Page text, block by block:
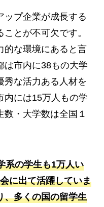
ップ企業が成長する
とが不可欠です。
的な環境にあると言
は市内に38もの大学
秀な活力ある人材を
内には15万人もの学
・大学数は全国１
系の学生も1万人い
に出て活躍していま
、多くの国の留学生